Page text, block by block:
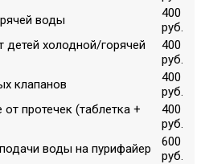
воды
400
руб.
холодной/горячей
400
руб.
клапанов
400
руб.
протечек (таблетка +
400
руб.
воды на пурифайер
600
руб.